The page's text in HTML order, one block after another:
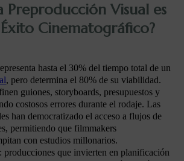
Preproducción Visual es
Cinematográfico?
hasta el 30% del tiempo total de un
, pero determina el 80% de su viabilidad.
guiones, storyboards, presupuestos y
costosos errores durante el rodaje. Las
han democratizado el acceso a flujos de
permitiendo que filmmakers
con estudios millonarios.
producciones que invierten en planificación